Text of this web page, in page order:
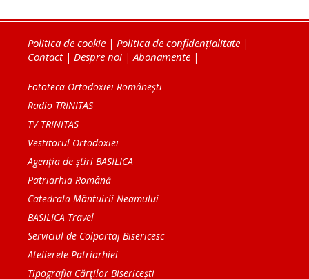
Politica de cookie | Politica de confidențialitate |
Contact| Despre noi |Abonamente |
Fototeca Ortodoxiei Românești
Radio TRINITAS
TV TRINITAS
Vestitorul Ortodoxiei
Agenţia de ştiri BASILICA
Patriarhia Română
Catedrala Mântuirii Neamului
BASILICA Travel
Serviciul de Colportaj Bisericesc
Atelierele Patriarhiei
Tipografia Cărţilor Bisericeşti